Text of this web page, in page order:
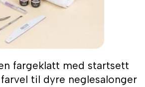
fargeklatt med startsett
til dyre neglesalonger